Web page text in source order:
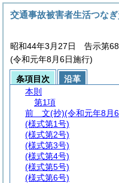
交通事故被害者生活つな
昭和44年3月27日 告示第
(令和元年8月6日施行)
条項目次
沿革
本則
第1項
前 文(抄)(令和元年8月
(様式第1号)
(様式第2号)
(様式第3号)
(様式第4号)
(様式第5号)
(様式第6号)